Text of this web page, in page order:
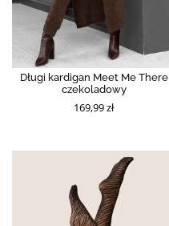
Długi kardigan Meet Me There
czekoladowy
169,99 zł